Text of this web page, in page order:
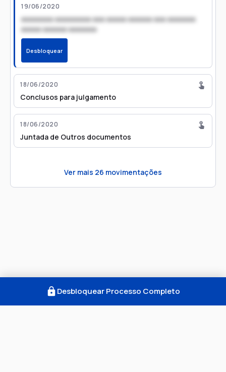
19/06/2020
xxxxxxxx xxxxxxxxx xxx xxxxx xxxxxx xxx xxxxxxx
xxxxx xxxxxx xxxxxxx
Desbloquear
18/06/2020
Conclusos para julgamento
18/06/2020
Juntada de Outros documentos
Ver mais 26 movimentações
Desbloquear Processo Completo